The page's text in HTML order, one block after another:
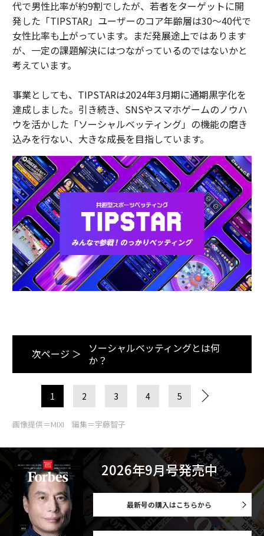
代で男性比率が約9割でしたが、若者をターゲットに開
発した「TIPSTAR」ユーザーのコア年齢層は30〜40代で
女性比率も上がっています。まだ発展途上ではあります
が、一定の課題解決にはつながっているのではないかと
考えています。
事業としても、TIPSTARは2024年3月期に通期黒字化を
達成しました。引き続き、SNSやスマホゲームのノウハ
ウを活かした「ソーシャルベッティング」の機能の磨き
込みを行ない、大きな成⾧を目指しています。
次ページ ＞
ソーシャルベッティングとは何
か？
1 2 3 4 5
画像提供＝MIXI 編集＝宇藤智子
2026年9月号発売中
最新号の購入はこちらから